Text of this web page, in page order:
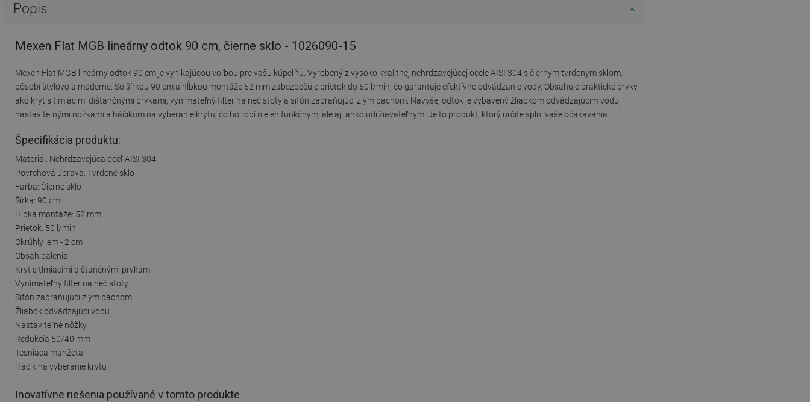
Popis
Mexen Flat MGB lineárny odtok 90 cm, čierne sklo - 1026090-15
Mexen Flat MGB lineárny odtok 90 cm je vynikajúcou voľbou pre vašu kúpeľňu. Vyrobený z vysoko kvalitnej nehrdzavejúcej ocele AISI 304 s čiernym tvrdeným sklom,
pôsobí štýlovo a moderne. So šírkou 90 cm a hĺbkou montáže 52 mm zabezpečuje prietok do 50 l/min, čo garantuje efektívne odvádzanie vody. Obsahuje praktické prvky
ako kryt s tlmiacimi dištančnými prvkami, vynímateľný filter na nečistoty a sifón zabraňujúci zlým pachom. Navyše, odtok je vybavený žliabkom odvádzajúcim vodu,
nastaviteľnými nožkami a háčikom na vyberanie krytu, čo ho robí nielen funkčným, ale aj ľahko udržiavateľným. Je to produkt, ktorý určite splní vaše očakávania.
Špecifikácia produktu:
Materiál: Nehrdzavejúca oceľ AISI 304
Povrchová úprava: Tvrdené sklo
Farba: Čierne sklo
Šírka: 90 cm
Hĺbka montáže: 52 mm
Prietok: 50 l/min
Okrúhly lem - 2 cm
Obsah balenia:
Kryt s tlmiacimi dištančnými prvkami
Vynímateľný filter na nečistoty
Sifón zabraňujúci zlým pachom
Žliabok odvádzajúci vodu
Nastaviteľné nôžky
Redukcia 50/40 mm
Tesniaca manžeta
Háčik na vyberanie krytu
Inovatívne riešenia používané v tomto produkte